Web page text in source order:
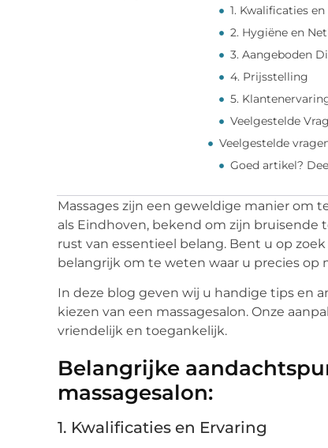
1. Kwalificaties
2. Hygiëne en
3. Aangeboden
4. Prijsstelling
5.
Veelgestelde
Veelgestelde
Goed artikel?
Massages zijn een geweldige manier om
als Eindhoven, bekend om zijn
rust van essentieel belang. Bent u op zoek
belangrijk om te weten waar u precies
In deze blog geven wij u handige tips en
kiezen van een massagesalon. Onze
vriendelijk en toegankelijk.
Belangrijke
massagesalon:
1. Kwalificaties en Ervaring